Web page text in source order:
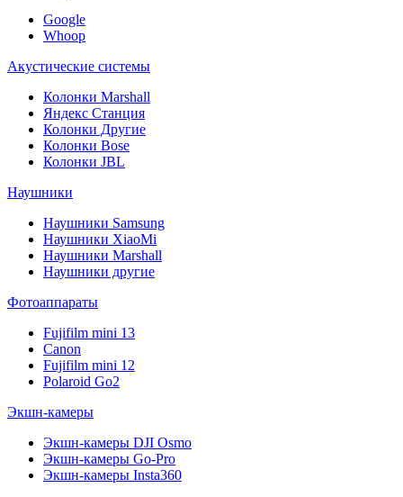
Google
Whoop
Акустические системы
Колонки Marshall
Яндекс Станция
Колонки Другие
Колонки Bose
Колонки JBL
Наушники
Наушники Samsung
Наушники XiaoMi
Наушники Marshall
Наушники другие
Фотоаппараты
Fujifilm mini 13
Canon
Fujifilm mini 12
Polaroid Go2
Экшн-камеры
Экшн-камеры DJI Osmo
Экшн-камеры Go-Pro
Экшн-камеры Insta360